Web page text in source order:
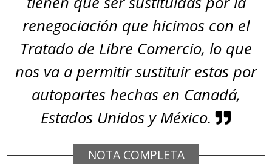
renegociación que hicimos con el
Tratado de Libre Comercio, lo que
nos va a permitir sustituir estas por
autopartes hechas en Canadá,
Estados Unidos y México.
NOTA COMPLETA